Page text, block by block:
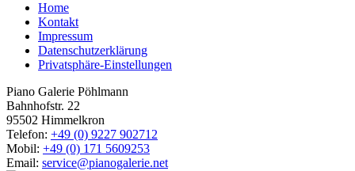
Home
Kontakt
Impressum
Datenschutzerklärung
Privatsphäre-Einstellungen
Piano Galerie Pöhlmann
Bahnhofstr. 22
95502 Himmelkron
Telefon: +49 (0) 9227 902712
Mobil: +49 (0) 171 5609253
Email: service@pianogalerie.net